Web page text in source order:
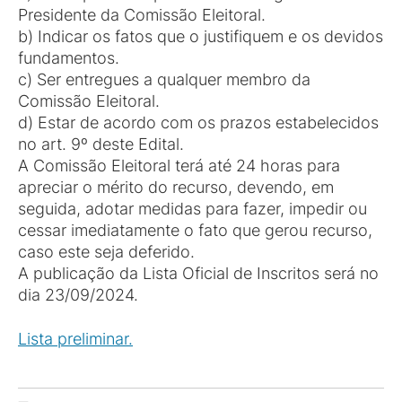
Presidente da Comissão Eleitoral.
b) Indicar os fatos que o justifiquem e os devidos
fundamentos.
c) Ser entregues a qualquer membro da
Comissão Eleitoral.
d) Estar de acordo com os prazos estabelecidos
no art. 9º deste Edital.
A Comissão Eleitoral terá até 24 horas para
apreciar o mérito do recurso, devendo, em
seguida, adotar medidas para fazer, impedir ou
cessar imediatamente o fato que gerou recurso,
caso este seja deferido.
A publicação da Lista Oficial de Inscritos será no
dia 23/09/2024.
Lista preliminar.